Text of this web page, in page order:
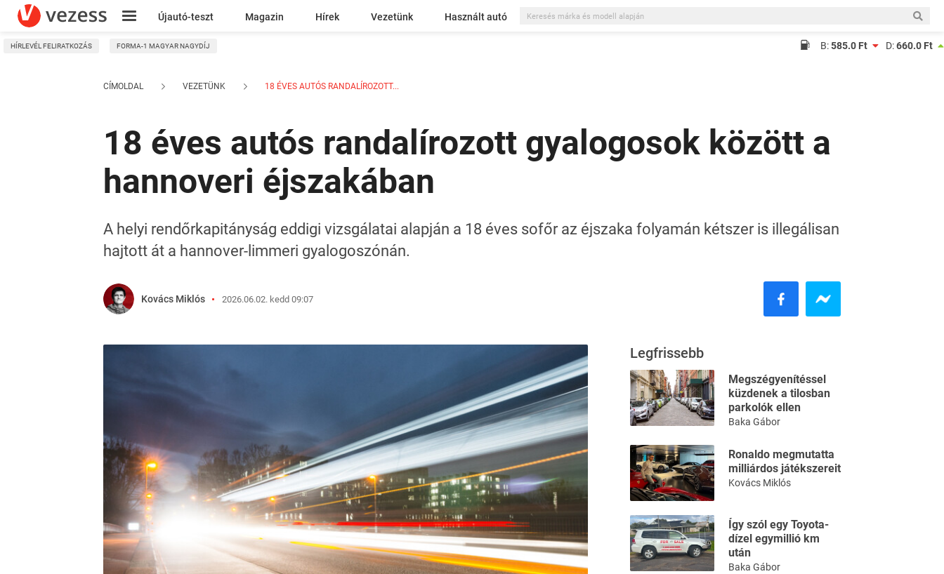
Újautó-teszt Magazin Hírek Vezetünk Használt autó
Kresz
HÍRLEVÉL FELIRATKOZÁS FORMA-1 MAGYAR NAGYDÍJ B:585.0 Ft D:660.0 Ft
CÍMOLDAL VEZETÜNK 18 ÉVES AUTÓS RANDALÍROZOTT...
18 éves autós randalírozott gyalogosok között a
hannoveri éjszakában
A helyi rendőrkapitányság eddigi vizsgálatai alapján a 18 éves sofőr az éjszaka folyamán kétszer is illegálisan
hajtott át a hannover-limmeri gyalogoszónán.
Kovács Miklós 2026.06.02. kedd 09:07
Legfrissebb
Megszégyenítéssel
küzdenek a tilosban
parkolók ellen
Baka Gábor
Ronaldo megmutatta
milliárdos játékszereit
Kovács Miklós
Így szól egy Toyota-
dízel egymillió km
után
Baka Gábor